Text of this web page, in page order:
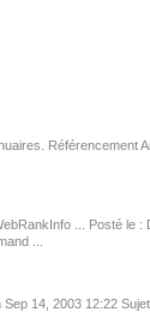
Référencement
... Posté le
...
14, 2003 12:22